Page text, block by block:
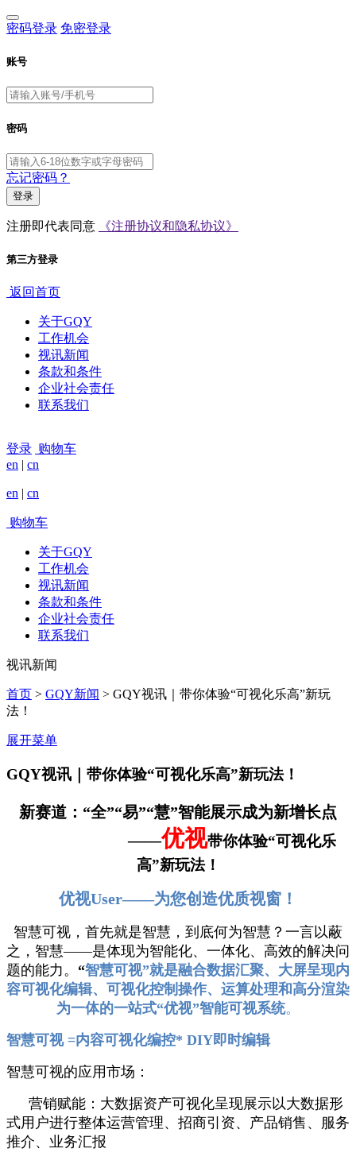
密码登录 免密登录
账号
密码
忘记密码？
登录
注册即代表同意 《注册协议和隐私协议》
第三方登录
返回首页
关于GQY
工作机会
视讯新闻
条款和条件
企业社会责任
联系我们
登录 购物车
en | cn
en | cn
购物车
关于GQY
工作机会
视讯新闻
条款和条件
企业社会责任
联系我们
视讯新闻
首页 > GQY新闻 > GQY视讯｜带你体验“可视化乐高”新玩
法！
展开菜单
GQY视讯｜带你体验“可视化乐高”新玩法！
新赛道：“全”“易”“慧”智能展示成为新增长点
——优视带你体验“可视化乐
高”新玩法！
优视User——为您创造优质视窗！
智慧可视，首先就是智慧，到底何为智慧？一言以蔽
之，智慧——是体现为智能化、一体化、高效的解决问
题的能力。 “智慧可视”就是融合数据汇聚、大屏呈现内
容可视化编辑、可视化控制操作、运算处理和高分渲染
为一体的一站式“优视”智能可视系统。
智慧可视 =内容可视化编控* DIY即时编辑
智慧可视的应用市场：
营销赋能：大数据资产可视化呈现展示以大数据形
式用户进行整体运营管理、招商引资、产品销售、服务
推介、业务汇报